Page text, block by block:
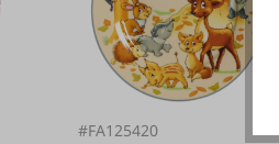
#FA125420